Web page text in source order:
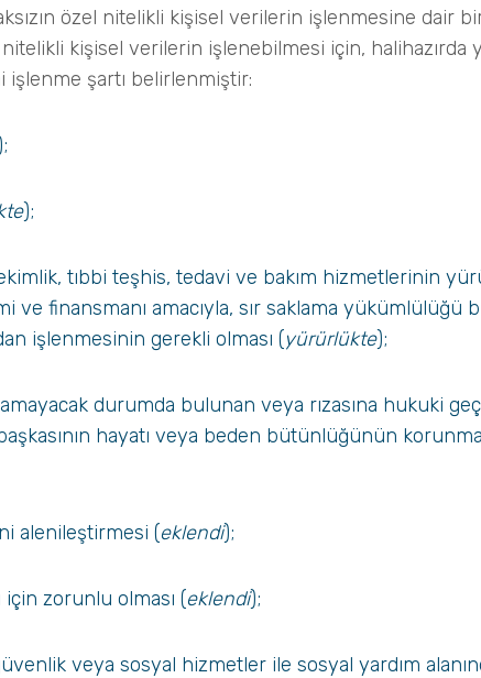
özel nitelikli kişisel verilerin işlenmesine dair
kişisel verilerin işlenebilmesi için, halihazırda
işlenme şartı belirlenmiştir:
);
tıbbi teşhis, tedavi ve bakım hizmetlerinin
ve finansmanı amacıyla, sır saklama yükümlülüğü
işlenmesinin gerekli olması (yürürlükte);
durumda bulunan veya rızasına hukuki
hayatı veya beden bütünlüğünün
alenileştirmesi (eklendi);
için zorunlu olması (eklendi);
veya sosyal hizmetler ile sosyal yardım